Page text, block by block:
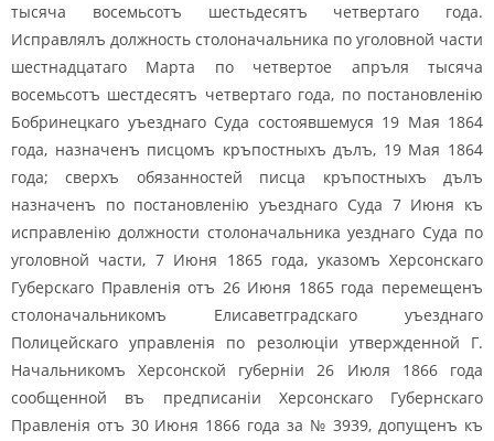
тысяча восемьсотъ шестьдесятъ четвертаго года.
Исправлялъ должность столоначальника по уголовной части
шестнадцатаго Марта по четвертое апръля тысяча
восемьсотъ шестдесятъ четвертаго года, по постановленію
Бобринецкаго уъезднаго Суда состоявшемуся 19 Мая 1864
года, назначенъ писцомъ кръпостныхъ дълъ, 19 Мая 1864
года; сверхъ обязанностей писца кръпостныхъ дълъ
назначенъ по постановленію уъезднаго Суда 7 Июня къ
исправленію должности столоначальника уезднаго Суда по
уголовной части, 7 Июня 1865 года, указомъ Херсонскаго
Губерскаго Правленія отъ 26 Июня 1865 года перемещенъ
столоначальникомъ Елисаветградскаго уъезднаго
Полицейскаго управленія по резолюціи утвержденной Г.
Начальникомъ Херсонской губерніи 26 Июля 1866 года
сообщенной въ предписаніи Херсонскаго Губернскаго
Правленія отъ 30 Июня 1866 года за № 3939, допущенъ къ